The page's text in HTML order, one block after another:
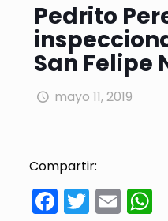
Pedrito
San Felipe
mayo 11, 2019
Compartir:
Facebook
Twitter